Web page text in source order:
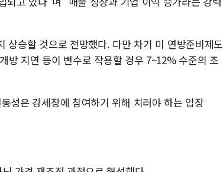
상승할 것으로 전망했다. 다만 차기 미 연방준비제도
방 지연 등이 변수로 작용할 경우 7~12% 수준의 조
성은 강세장에 참여하기 위해 치러야 하는 입장